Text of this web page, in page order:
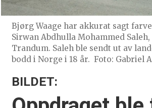
Bjørg Waage har akkurat sagt
Sirwan Abdhulla Mohammed
Trandum. Saleh ble sendt ut av
bodd i Norge i 18 år. Foto: Gabriel
BILDET: